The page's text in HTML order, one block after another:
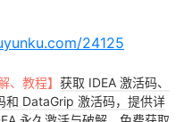
24125
、教程】 获取 IDEA 激活码、
和 DataGrip 激活码，提供详